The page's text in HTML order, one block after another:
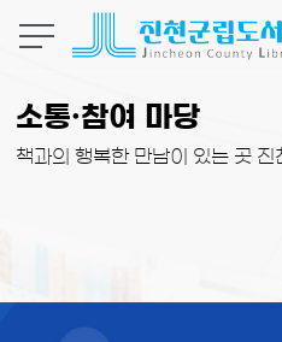
소통·참여 마당
책과의 행복한 만남이 있는 곳 진